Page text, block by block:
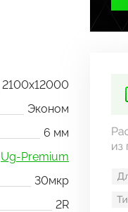
2100x12000
Эконом
6 мм
Ug-Premium
30мкр
2R